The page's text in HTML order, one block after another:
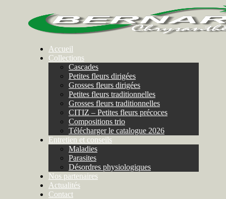
Accueil
Collections
Cascades
Petites fleurs dirigées
Grosses fleurs dirigées
Petites fleurs traditionnelles
Grosses fleurs traditionnelles
CITIZ – Petites fleurs précoces
Compositions trio
Télécharger le catalogue 2026
Entretien et conseils
Maladies
Parasites
Désordres physiologiques
Nos partenaires
Actualités
Contact